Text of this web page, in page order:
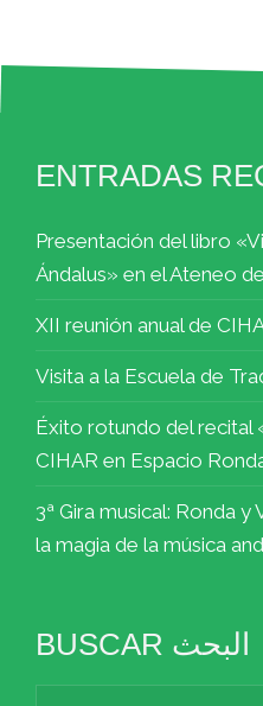
ENTRADAS
Presentación del libro
Ándalus» en el Ateneo
XII reunión anual de
Visita a la Escuela de
Éxito rotundo del recital
CIHAR en Espacio
3ª Gira musical: Ronda
la magia de la música
BUSCAR البحث